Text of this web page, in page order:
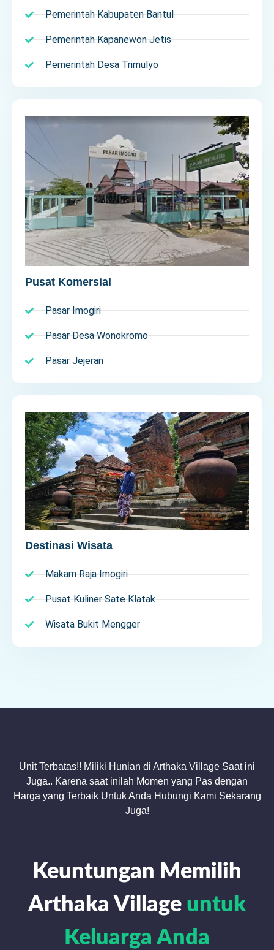
Pemerintah Kabupaten Bantul
Pemerintah Kapanewon Jetis
Pemerintah Desa Trimulyo
Pusat Komersial
Pasar Imogiri
Pasar Desa Wonokromo
Pasar Jejeran
Destinasi Wisata
Makam Raja Imogiri
Pusat Kuliner Sate Klatak
Wisata Bukit Mengger
Unit Terbatas!! Miliki Hunian di Arthaka Village Saat ini
Juga.. Karena saat inilah Momen yang Pas dengan
Harga yang Terbaik Untuk Anda Hubungi Kami Sekarang
Juga!
Keuntungan Memilih
Arthaka Village untuk
Keluarga Anda